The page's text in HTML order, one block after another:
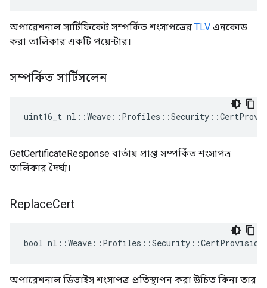
অপারেশনাল সার্টিফিকেট সম্পর্কিত শংসাপত্রের TLV এনকোড
করা তালিকার একটি পয়েন্টার।
সম্পর্কিত সার্টিসলেন
uint16_t
GetCertificateResponse বার্তায় প্রাপ্ত সম্পর্কিত শংসাপত্র
তালিকার দৈর্ঘ্য।
ReplaceCert
bool
অপারেশনাল ডিভাইস শংসাপত্র প্রতিস্থাপন করা উচিত কিনা তার